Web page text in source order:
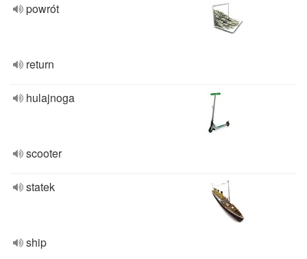
powrót
return
hulajnoga
scooter
statek
ship